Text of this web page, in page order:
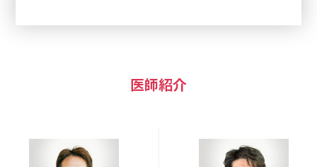
医師紹介